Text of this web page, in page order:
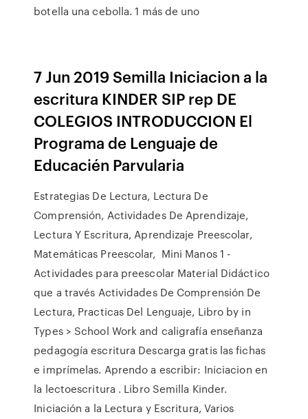
botella una cebolla. 1 más de uno
7 Jun 2019 Semilla Iniciacion a la
escritura KINDER SIP rep DE
COLEGIOS INTRODUCCION El
Programa de Lenguaje de
Educacién Parvularia
Estrategias De Lectura, Lectura De
Comprensión, Actividades De Aprendizaje,
Lectura Y Escritura, Aprendizaje Preescolar,
Matemáticas Preescolar, Mini Manos 1 -
Actividades para preescolar Material Didáctico
que a través Actividades De Comprensión De
Lectura, Practicas Del Lenguaje, Libro by in
Types > School Work and caligrafía enseñanza
pedagogía escritura Descarga gratis las fichas
e imprímelas. Aprendo a escribir: Iniciacion en
la lectoescritura . Libro Semilla Kinder.
Iniciación a la Lectura y Escritura, Varios